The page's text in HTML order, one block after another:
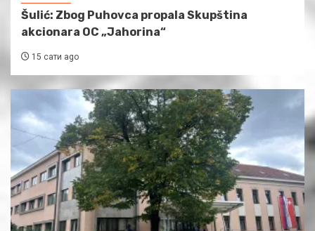
Šulić: Zbog Puhovca propala Skupština
akcionara OC „Jahorina“
15 сати ago